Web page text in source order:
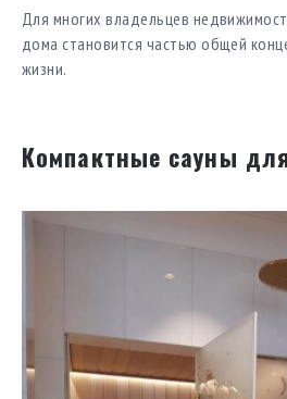
Для многих владельцев
дома становится частью общей
жизни.
Компактные сауны